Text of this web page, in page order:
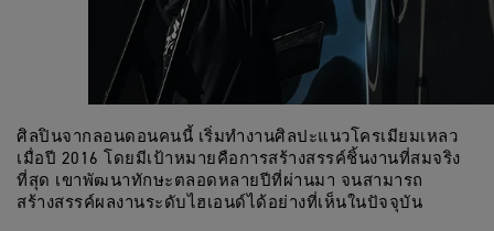
ศิลปินจากลอนดอนคนนี้ เริ่มทำงานศิลปะแนวโครเมียมเหลว
เมื่อปี 2016 โดยมีเป้าหมายคือการสร้างสรรค์ชิ้นงานที่สมจริง
ที่สุด เขาพัฒนาทักษะตลอดหลายปีที่ผ่านมา จนสามารถ
สร้างสรรค์ผลงานระดับไฮเอนด์ได้อย่างที่เห็นในปัจจุบัน